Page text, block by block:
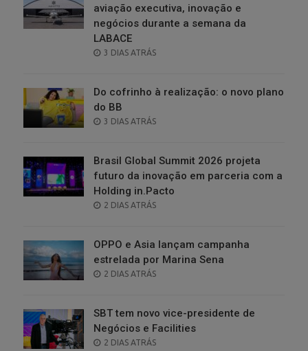
aviação executiva, inovação e
negócios durante a semana da
LABACE
POSTED
3 DIAS ATRÁS
Do cofrinho à realização: o novo plano
do BB
POSTED
3 DIAS ATRÁS
Brasil Global Summit 2026 projeta
futuro da inovação em parceria com a
Holding in.Pacto
POSTED
2 DIAS ATRÁS
OPPO e Asia lançam campanha
estrelada por Marina Sena
POSTED
2 DIAS ATRÁS
SBT tem novo vice-presidente de
Negócios e Facilities
POSTED
2 DIAS ATRÁS